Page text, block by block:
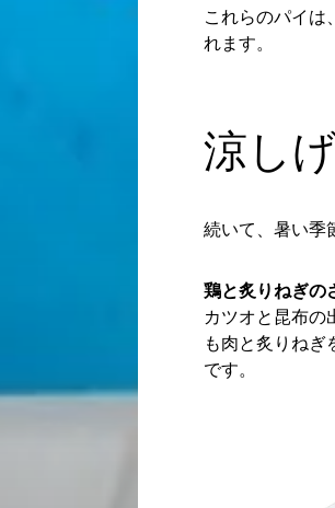
これらのパイ
れます。​
涼し
続いて、暑い季
鶏と炙りねぎの
カツオと昆布の
も肉と炙りね
です。​